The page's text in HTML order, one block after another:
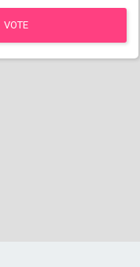
VOTE